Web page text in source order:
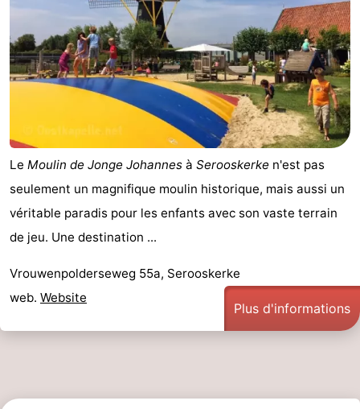
Le Moulin de Jonge Johannes à Serooskerke n'est pas
seulement un magnifique moulin historique, mais aussi un
véritable paradis pour les enfants avec son vaste terrain
de jeu. Une destination ...
Vrouwenpolderseweg 55a, Serooskerke
web. Website
Plus d'informations